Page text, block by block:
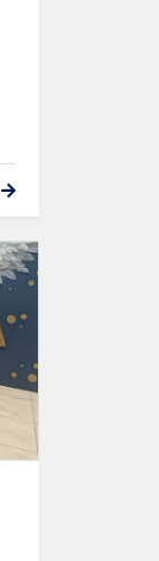
Kalėdinė
šypsena
senelio,
kario